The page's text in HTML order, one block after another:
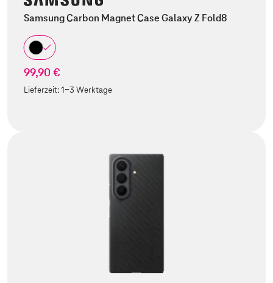
Samsung Carbon Magnet Case Galaxy Z Fold8
99,90 €
Lieferzeit:1-3 Werktage